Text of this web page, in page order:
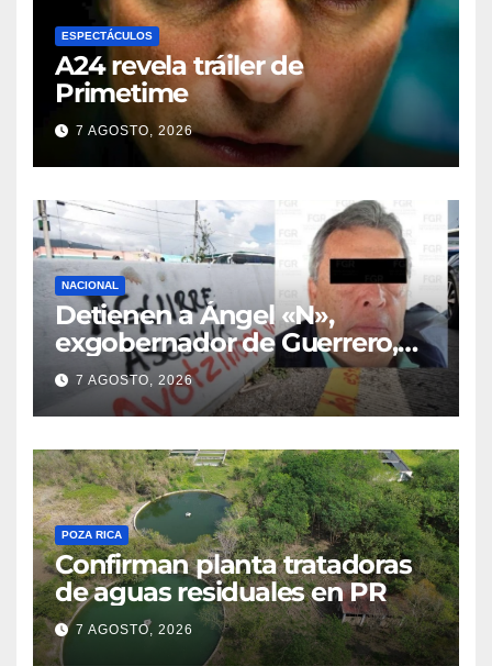
ESPECTÁCULOS
A24 revela tráiler de
Primetime
7 AGOSTO, 2026
NACIONAL
Detienen a Ángel «N»,
exgobernador de Guerrero,
por el caso Ayotzinapa
7 AGOSTO, 2026
POZA RICA
Confirman planta tratadoras
de aguas residuales en PR
7 AGOSTO, 2026